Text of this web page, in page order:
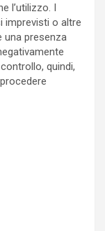
l’utilizzo. I
imprevisti o altre
una presenza
quindi,